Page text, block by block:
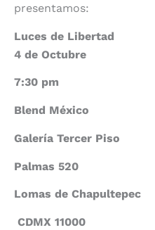
presentamos:
Luces de Libertad
4 de Octubre
7:30 pm
Blend México
Galería Tercer Piso
Palmas 520
Lomas de Chapultepec
CDMX 11000